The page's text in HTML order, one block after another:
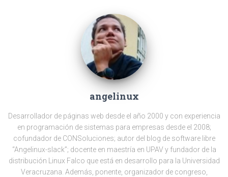
angelinux
Desarrollador de páginas web desde el año 2000 y con experiencia
en programación de sistemas para empresas desde el 2008;
cofundador de CONSoluciones; autor del blog de software libre
“Angelinux-slack”; docente en maestría en UPAV y fundador de la
distribución Linux Falco que está en desarrollo para la Universidad
Veracruzana. Además, ponente, organizador de congreso,